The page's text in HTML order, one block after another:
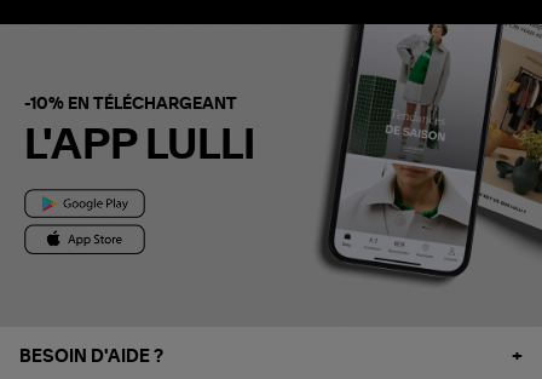
-10% EN TÉLÉCHARGEANT
L'APP LULLI
BESOIN D'AIDE ?